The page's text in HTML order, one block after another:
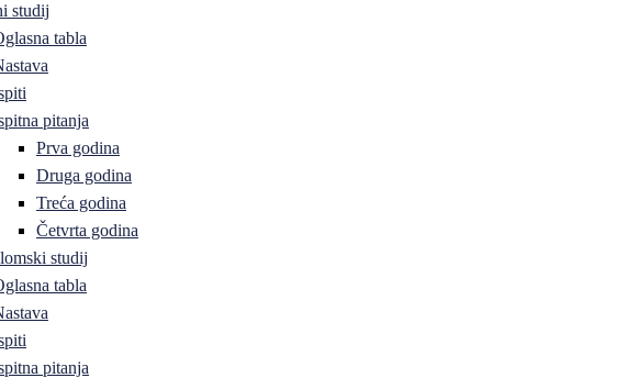
studij
tabla
pitanja
Prva godina
Druga godina
Treća godina
Četvrta godina
studij
tabla
pitanja